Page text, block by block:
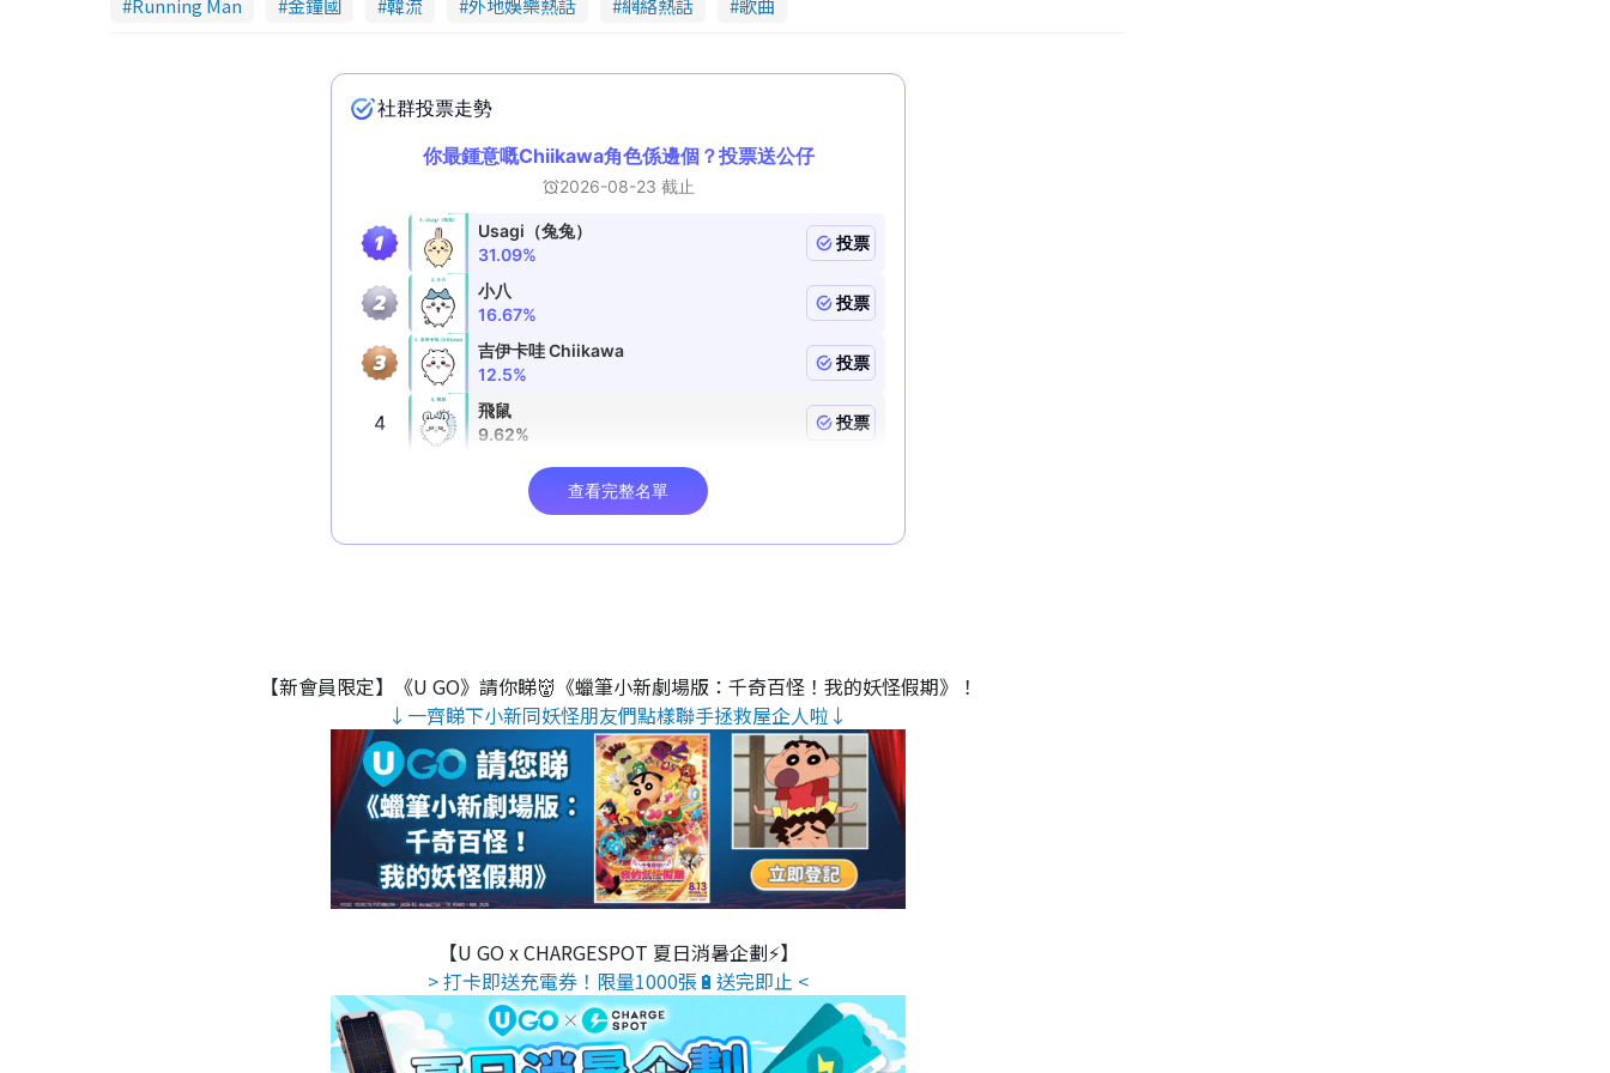
Running Man 金鐘國 韓流 外地娛樂熱話 網絡熱話 歌曲
【新會員限定】《U GO》請你睇👹《蠟筆小新劇場版：千奇百怪！我的妖怪假期》！
↓一齊睇下小新同妖怪朋友們點樣聯手拯救屋企人啦↓
【U GO x CHARGESPOT 夏日消暑企劃⚡】
> 打卡即送充電券！限量1000張🔋送完即止 <